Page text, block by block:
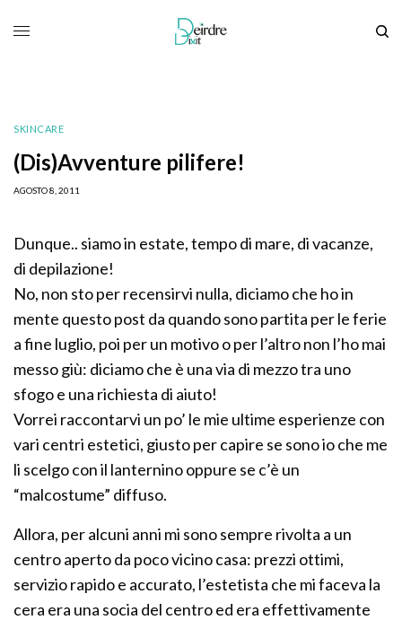
SKINCARE
(Dis)Avventure pilifere!
AGOSTO 8, 2011
Dunque.. siamo in estate, tempo di mare, di vacanze,
di depilazione!
No, non sto per recensirvi nulla, diciamo che ho in
mente questo post da quando sono partita per le ferie
a fine luglio, poi per un motivo o per l’altro non l’ho mai
messo giù: diciamo che è una via di mezzo tra uno
sfogo e una richiesta di aiuto!
Vorrei raccontarvi un po’ le mie ultime esperienze con
vari centri estetici, giusto per capire se sono io che me
li scelgo con il lanternino oppure se c’è un
“malcostume” diffuso.
Allora, per alcuni anni mi sono sempre rivolta a un
centro aperto da poco vicino casa: prezzi ottimi,
servizio rapido e accurato, l’estetista che mi faceva la
cera era una socia del centro ed era effettivamente